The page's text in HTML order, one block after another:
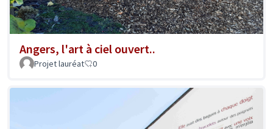
Angers, l'art à ciel ouvert..
Projet lauréat 0